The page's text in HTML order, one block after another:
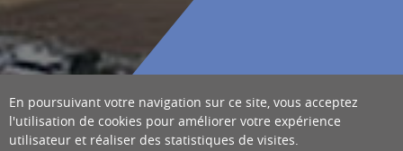
En poursuivant votre navigation sur ce site, vous acceptez
l'utilisation de cookies pour améliorer votre expérience
utilisateur et réaliser des statistiques de visites.